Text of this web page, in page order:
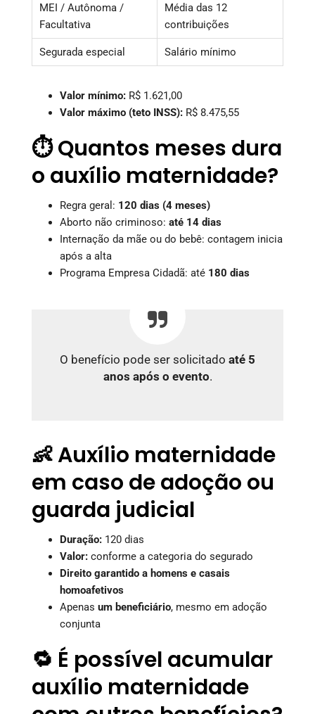
MEI / Autônoma /
Facultativa
Média das 12
contribuições
Segurada especial Salário mínimo
Valor mínimo: R$ 1.621,00
Valor máximo (teto INSS): R$ 8.475,55
⏱️ Quantos meses dura
o auxílio maternidade?
Regra geral: 120 dias (4 meses)
Aborto não criminoso: até 14 dias
Internação da mãe ou do bebê: contagem inicia
após a alta
Programa Empresa Cidadã: até 180 dias
O benefício pode ser solicitado até 5
anos após o evento.
👶 Auxílio maternidade
em caso de adoção ou
guarda judicial
Duração: 120 dias
Valor: conforme a categoria do segurado
Direito garantido a homens e casais
homoafetivos
Apenas um beneficiário, mesmo em adoção
conjunta
🔁 É possível acumular
auxílio maternidade